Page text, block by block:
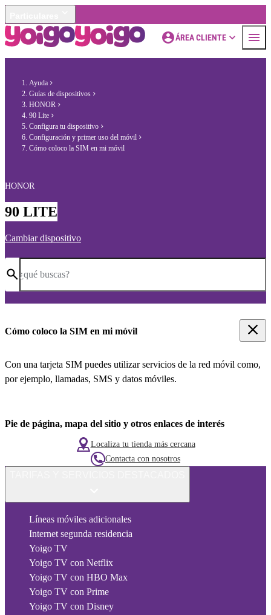
ÁREA CLIENTE
Ayuda
Guías de dispositivos
HONOR
90 Lite
Configura tu dispositivo
Configuración y primer uso del móvil
Cómo coloco la SIM en mi móvil
HONOR
90 LITE
Cambiar dispositivo
¿qué buscas?
Cómo coloco la SIM en mi móvil
Con una tarjeta SIM puedes utilizar servicios de la red móvil como,
por ejemplo, llamadas, SMS y datos móviles.
Pie de página, mapa del sitio y otros enlaces de interés
Localiza tu tienda más cercana
Contacta con nosotros
Líneas móviles adicionales
Internet segunda residencia
Yoigo TV
Yoigo TV con Netflix
Yoigo TV con HBO Max
Yoigo TV con Prime
Yoigo TV con Disney